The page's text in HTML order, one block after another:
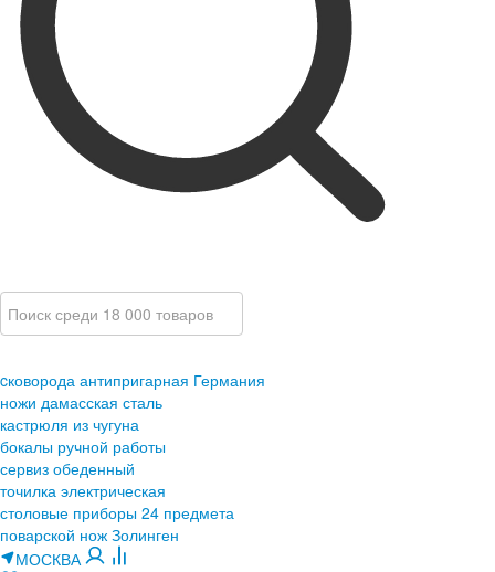
cковорода антипригарная Германия
ножи дамасская сталь
кастрюля из чугуна
бокалы ручной работы
сервиз обеденный
точилка электрическая
столовые приборы 24 предмета
поварской нож Золинген
МОСКВА